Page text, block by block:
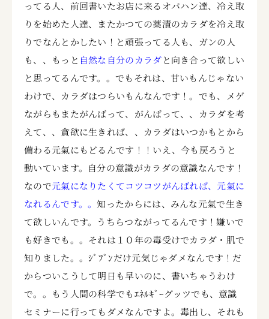
ってる人、前回書いたお店に来るオバハン達、冷え取
りを始めた人達、またかつての薬漬のカラダを冷え取
りでなんとかしたい！と頑張ってる人も、ガンの人
も、、もっと 自然な自分のカラダと向き合って欲しい
と思ってるんです。。でもそれは、甘いもんじゃない
わけで、カラダはつらいもんなんです！。でも、メゲ
ながらもまたがんばって、がんばって、、カラダを考
えて、、貪欲に生きれば、、カラダはいつかもとから
備わる元氣にもどるんです！！いえ、今も戻ろうと
動いています。自分の意識がカラダの意識なんです！
なので元氣になりたくてコツコツがんばれば、元氣に
なれるんです。。知ったからには、みんな元氣で生き
て欲しいんです。うちらつながってるんです！嫌いで
も好きでも。。それは１０年の毒受けでカラダ・肌で
知りました。。ｼﾞﾌﾞﾝだけ元気じゃダメなんです！だ
からついこうして明日も早いのに、書いちゃうわけ
で。。もう人間の科学でもｴﾈﾙｷﾞｰグッツでも、意識
セミナーに行ってもダメなんですよ。毒出し、それも